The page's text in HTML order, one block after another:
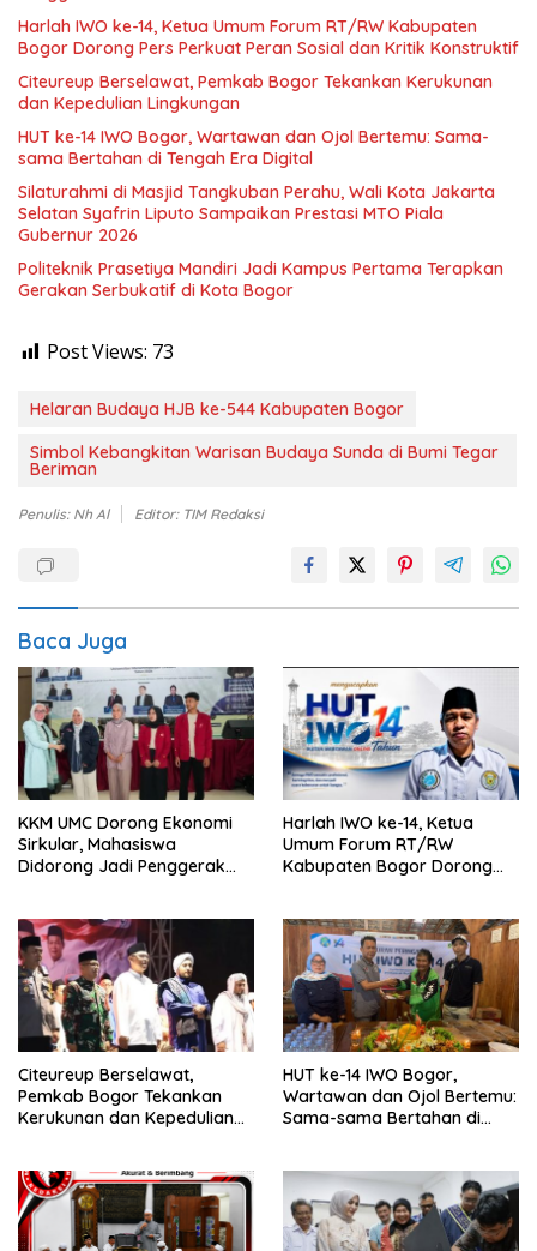
Harlah IWO ke-14, Ketua Umum Forum RT/RW Kabupaten
Bogor Dorong Pers Perkuat Peran Sosial dan Kritik Konstruktif
Citeureup Berselawat, Pemkab Bogor Tekankan Kerukunan
dan Kepedulian Lingkungan
HUT ke-14 IWO Bogor, Wartawan dan Ojol Bertemu: Sama-
sama Bertahan di Tengah Era Digital
Silaturahmi di Masjid Tangkuban Perahu, Wali Kota Jakarta
Selatan Syafrin Liputo Sampaikan Prestasi MTO Piala
Gubernur 2026
Politeknik Prasetiya Mandiri Jadi Kampus Pertama Terapkan
Gerakan Serbukatif di Kota Bogor
Post Views: 73
Helaran Budaya HJB ke-544 Kabupaten Bogor
Simbol Kebangkitan Warisan Budaya Sunda di Bumi Tegar
Beriman
Penulis: Nh Al Editor: TIM Redaksi
Baca Juga
KKM UMC Dorong Ekonomi
Sirkular, Mahasiswa
Didorong Jadi Penggerak
Harlah IWO ke-14, Ketua
Umum Forum RT/RW
Kabupaten Bogor Dorong
Citeureup Berselawat,
Pemkab Bogor Tekankan
Kerukunan dan Kepedulian
HUT ke-14 IWO Bogor,
Wartawan dan Ojol Bertemu:
Sama-sama Bertahan di